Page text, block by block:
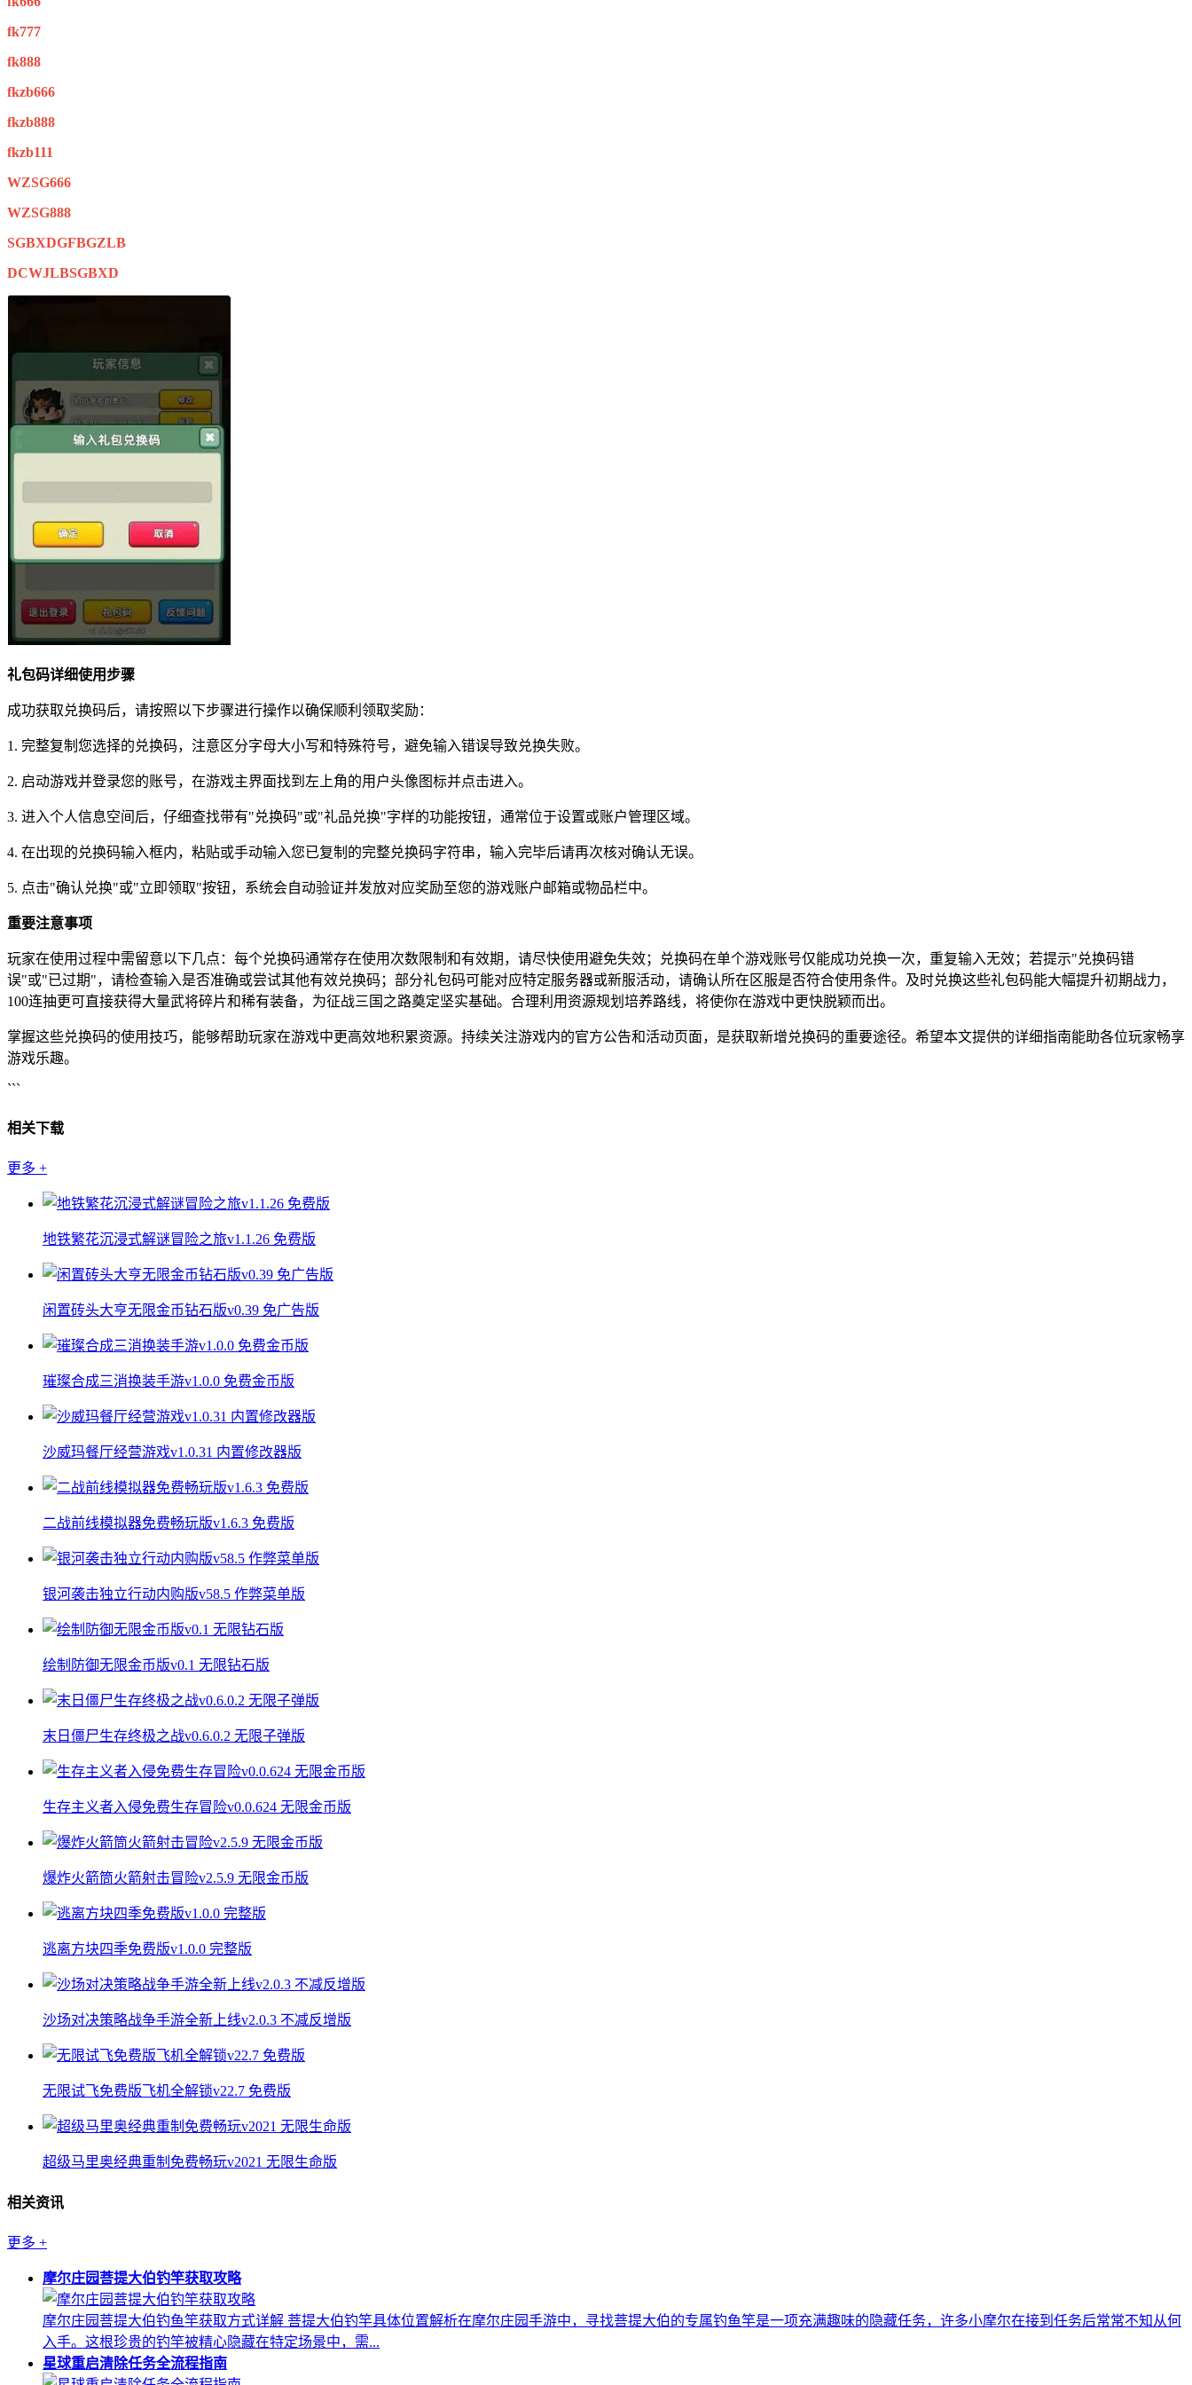
fk777
fk888
fkzb666
fkzb888
fkzb111
WZSG666
WZSG888
SGBXDGFBGZLB
DCWJLBSGBXD
礼包码详细使用步骤
成功获取兑换码后，请按照以下步骤进行操作以确保顺利领取奖励：
1. 完整复制您选择的兑换码，注意区分字母大小写和特殊符号，避免输入错误导致兑换失败。
2. 启动游戏并登录您的账号，在游戏主界面找到左上角的用户头像图标并点击进入。
3. 进入个人信息空间后，仔细查找带有"兑换码"或"礼品兑换"字样的功能按钮，通常位于设置或账户管理区域。
4. 在出现的兑换码输入框内，粘贴或手动输入您已复制的完整兑换码字符串，输入完毕后请再次核对确认无误。
5. 点击"确认兑换"或"立即领取"按钮，系统会自动验证并发放对应奖励至您的游戏账户邮箱或物品栏中。
重要注意事项
玩家在使用过程中需留意以下几点：每个兑换码通常存在使用次数限制和有效期，请尽快使用避免失效；兑换码在单个游戏账号仅能成功兑换一次，重复输入无效；若提示"兑换码错
误"或"已过期"，请检查输入是否准确或尝试其他有效兑换码；部分礼包码可能对应特定服务器或新服活动，请确认所在区服是否符合使用条件。及时兑换这些礼包码能大幅提升初期战力，
100连抽更可直接获得大量武将碎片和稀有装备，为征战三国之路奠定坚实基础。合理利用资源规划培养路线，将使你在游戏中更快脱颖而出。
掌握这些兑换码的使用技巧，能够帮助玩家在游戏中更高效地积累资源。持续关注游戏内的官方公告和活动页面，是获取新增兑换码的重要途径。希望本文提供的详细指南能助各位玩家畅享
游戏乐趣。
```
相关下载
更多 +
地铁繁花沉浸式解谜冒险之旅v1.1.26 免费版
闲置砖头大亨无限金币钻石版v0.39 免广告版
璀璨合成三消换装手游v1.0.0 免费金币版
沙威玛餐厅经营游戏v1.0.31 内置修改器版
二战前线模拟器免费畅玩版v1.6.3 免费版
银河袭击独立行动内购版v58.5 作弊菜单版
绘制防御无限金币版v0.1 无限钻石版
末日僵尸生存终极之战v0.6.0.2 无限子弹版
生存主义者入侵免费生存冒险v0.0.624 无限金币版
爆炸火箭筒火箭射击冒险v2.5.9 无限金币版
逃离方块四季免费版v1.0.0 完整版
沙场对决策略战争手游全新上线v2.0.3 不减反增版
无限试飞免费版飞机全解锁v22.7 免费版
超级马里奥经典重制免费畅玩v2021 无限生命版
相关资讯
更多 +
摩尔庄园菩提大伯钓竿获取攻略
摩尔庄园菩提大伯钓鱼竿获取方式详解 菩提大伯钓竿具体位置解析在摩尔庄园手游中，寻找菩提大伯的专属钓鱼竿是一项充满趣味的隐藏任务，许多小摩尔在接到任务后常常不知从何
入手。这根珍贵的钓竿被精心隐藏在特定场景中，需...
星球重启清除任务全流程指南